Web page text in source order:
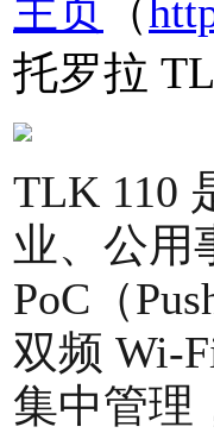
主页 （
托罗拉
TLK 110
业、公用
PoC（
双频 Wi-
集中管理